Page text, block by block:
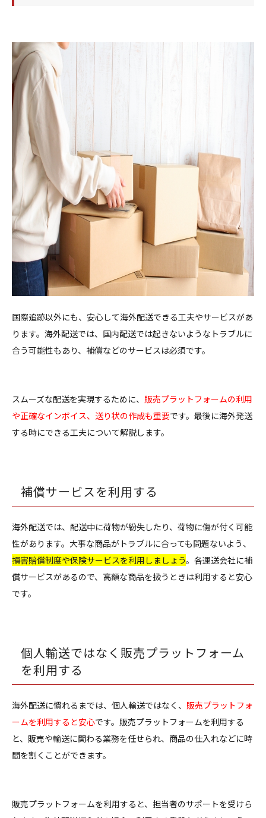
国際追跡以外にも、安心して海外配送できる工夫やサービスがあ
ります。海外配送では、国内配送では起きないようなトラブルに
合う可能性もあり、補償などのサービスは必須です。
スムーズな配送を実現するために、 販売プラットフォームの利用
や正確なインボイス、送り状の作成も重要です。最後に海外発送
する時にできる工夫について解説します。
補償サービスを利用する
海外配送では、配送中に荷物が紛失したり、荷物に傷が付く可能
性があります。大事な商品がトラブルに合っても問題ないよう、
損害賠償制度や保険サービスを利用しましょう。各運送会社に補
償サービスがあるので、高額な商品を扱うときは利用すると安心
です。
個人輸送ではなく販売プラットフォーム
を利用する
海外配送に慣れるまでは、個人輸送ではなく、 販売プラットフォ
ームを利用すると安心です。販売プラットフォームを利用する
と、販売や輸送に関わる業務を任せられ、商品の仕入れなどに時
間を割くことができます。
販売プラットフォームを利用すると、担当者のサポートを受けら